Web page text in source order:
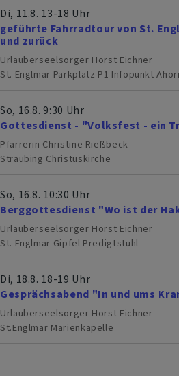
Di, 11.8. 13-18 Uhr
geführte Fahrradtour von St.
und zurück
Urlauberseelsorger Horst Eichner
St. Englmar Parkplatz P1 Infopunkt
So, 16.8. 9:30 Uhr
Gottesdienst - "Volksfest - ein
Pfarrerin Christine Rießbeck
Straubing Christuskirche
So, 16.8. 10:30 Uhr
Berggottesdienst "Wo ist der
Urlauberseelsorger Horst Eichner
St. Englmar Gipfel Predigtstuhl
Di, 18.8. 18-19 Uhr
Gesprächsabend "In und ums
Urlauberseelsorger Horst Eichner
St.Englmar Marienkapelle